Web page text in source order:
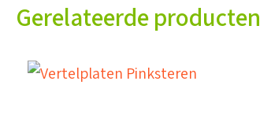
Gerelateerde producten